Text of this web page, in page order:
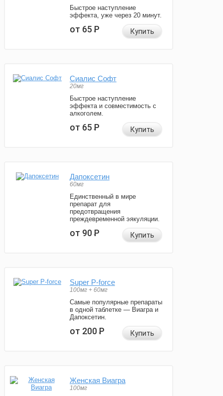
Быстрое наступление
эффекта, уже через 20 минут.
от 65Р Купить
Сиалис Софт
20мг
Быстрое наступление
эффекта и совместимость с
алкоголем.
от 65Р Купить
Дапоксетин
60мг
Единственный в мире
препарат для
предотвращения
преждевременной эякуляции.
от 90Р Купить
Super P-force
100мг + 60мг
Самые популярные препараты
в одной таблетке — Виагра и
Дапоксетин.
от 200Р Купить
Женская Виагра
100мг